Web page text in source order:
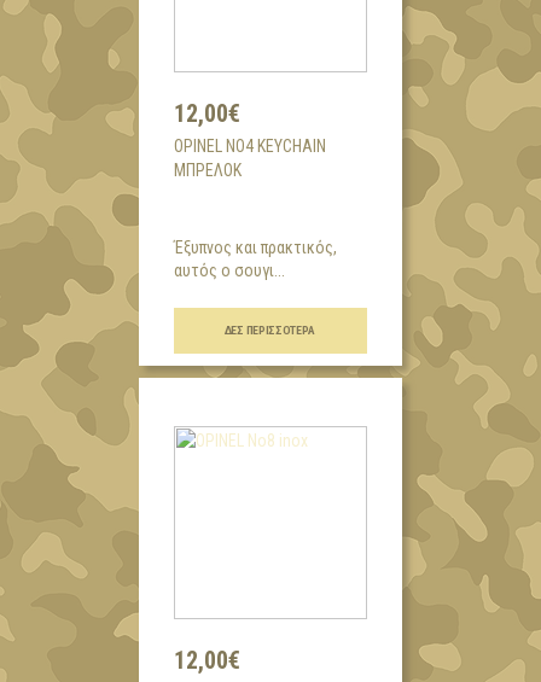
12,00€
OPINEL NO4 KEYCHAIN
ΜΠΡΕΛΟΚ
Έξυπνος και πρακτικός,
αυτός ο σουγι...
ΔΕΣ ΠΕΡΙΣΣΌΤΕΡΑ
12,00€